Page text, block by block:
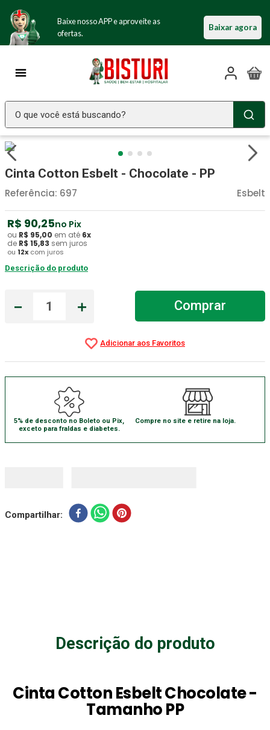
Baixe nosso APP e aproveite as
ofertas.
Baixar agora
O que você está buscando?
Cinta Cotton Esbelt - Chocolate - PP
Esbelt
Referência: 697
R$ 90,25no Pix
ou R$ 95,00 em até 6x
de R$ 15,83 sem juros
ou 12x com juros
Descrição do produto
＋
－ Comprar
5% de desconto no Boleto ou Pix,
exceto para fraldas e diabetes.
Compre no site e retire na loja.
Compartilhar
Descrição do produto
Cinta Cotton Esbelt Chocolate -
Tamanho PP
4º Littmann
5 Absorvente Geriatrico
6º Estetoscopio Littmann
Gaze Esteril